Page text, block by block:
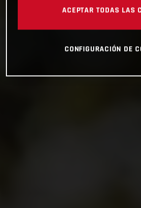
ACEPTAR TODAS LAS
CONFIGURACIÓN DE